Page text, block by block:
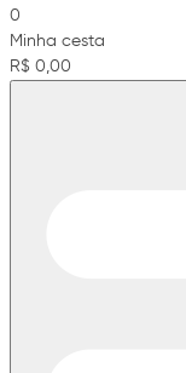
0
Minha cesta
R$ 0,00